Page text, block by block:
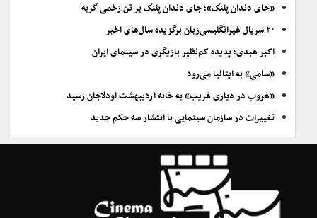
«جای دندان پلنگ»؛ جای دندان پلنگ بر تن زخمی گربه
۲۰ سریال غیرانگلیسی‌زبان برگزیده سال‌های اخیر
اکبر عبدی؛ پدیده کم‌نظیر بازیگری در سینمای ایران
«سامی» به ایتالیا می‌رود
«غروب در دیاری غریب» به خانه اردیبهشت اودلاجان رسید
تغییرات در سازمان سینمایی با انتشار سه حکم جدید